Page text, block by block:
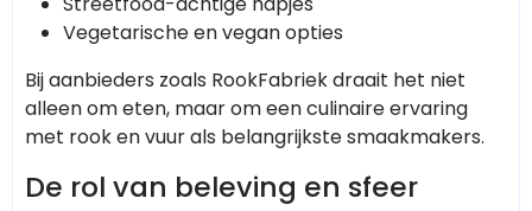
Vegetarische en vegan opties
Bij aanbieders zoals RookFabriek draait het niet
alleen om eten, maar om een culinaire ervaring
met rook en vuur als belangrijkste smaakmakers.
De rol van beleving en sfeer